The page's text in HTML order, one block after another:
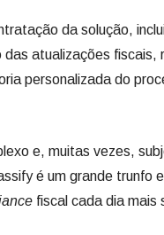
da solução,
atualizações fiscais,
personalizada do
e, muitas vezes,
é um grande trunfo
fiscal cada dia mais